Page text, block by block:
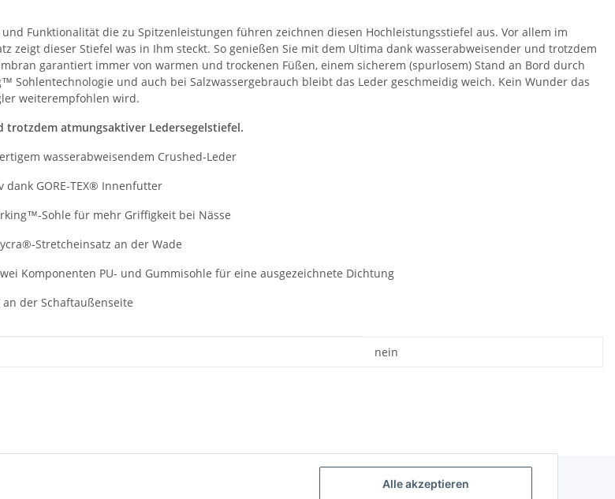
Alle akzeptieren
Funktionalität die zu Spitzenleistungen führen zeichnen diesen Hochleistungsstiefel aus. Vor allem im
zeigt dieser Stiefel was in Ihm steckt. So genießen Sie mit dem Ultima dank wasserabweisender und trotzdem
garantiert immer von warmen und trockenen Füßen, einem sicherem (spurlosem) Stand an Bord durch
Sohlentechnologie und auch bei Salzwassergebrauch bleibt das Leder geschmeidig weich. Kein Wunder das
weiterempfohlen wird.
trotzdem atmungsaktiver Ledersegelstiefel.
wasserabweisendem Crushed-Leder
GORE-TEX® Innenfutter
Sohle für mehr Griffigkeit bei Nässe
Stretcheinsatz an der Wade
Komponenten PU- und Gummisohle für eine ausgezeichnete Dichtung
der Schaftaußenseite
nein